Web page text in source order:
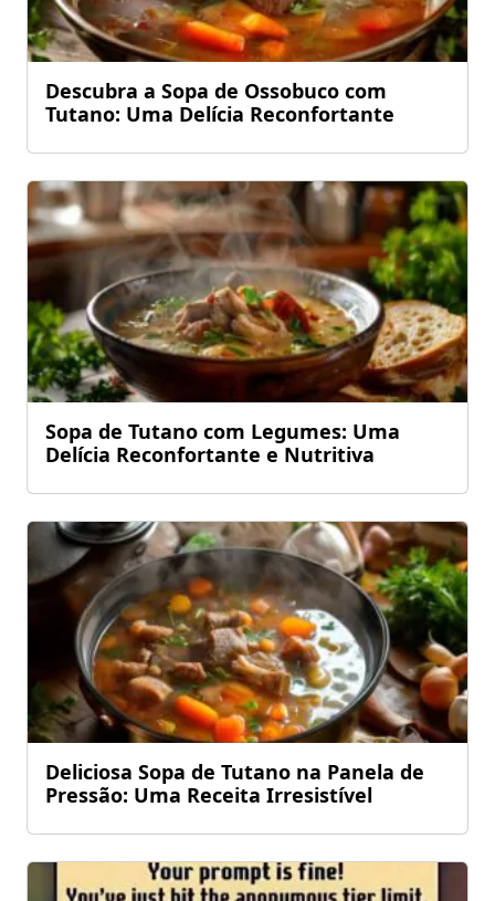
Descubra a Sopa de Ossobuco com
Tutano: Uma Delícia Reconfortante
Sopa de Tutano com Legumes: Uma
Delícia Reconfortante e Nutritiva
Deliciosa Sopa de Tutano na Panela de
Pressão: Uma Receita Irresistível